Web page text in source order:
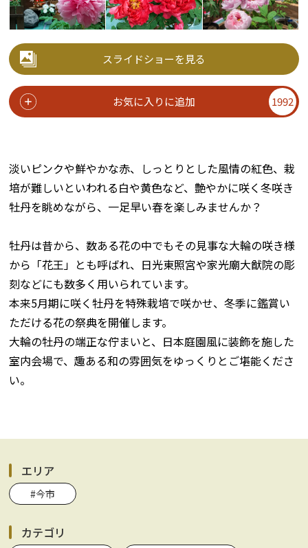
スライドショーを見る
お気に入りに追加 1992
淡いピンクや鮮やかな赤、しっとりとした風情の紅色、栽
培が難しいといわれる白や黄色など、艶やかに咲く冬咲き
牡丹を眺めながら、一足早い春を楽しみませんか？
牡丹は昔から、数ある花の中でもその見事な大輪の咲き様
から「花王」とも呼ばれ、日光東照宮や家光廟大猷院の彫
刻などにも数多く用いられています。
本来5月期に咲く牡丹を特殊栽培で咲かせ、冬季に鑑賞い
ただける花の祭典を開催します。
大輪の牡丹の端正な佇まいと、日本庭園風に装飾を施した
室内会場で、趣ある和の雰囲気をゆっくりとご堪能くださ
い。
エリア
#今市
カテゴリ